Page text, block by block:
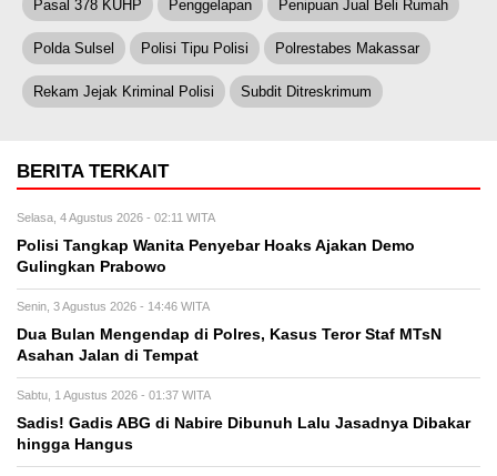
Pasal 378 KUHP Penggelapan Penipuan Jual Beli Rumah
Polda Sulsel Polisi Tipu Polisi Polrestabes Makassar
Rekam Jejak Kriminal Polisi Subdit Ditreskrimum
BERITA TERKAIT
Selasa, 4 Agustus 2026 - 02:11 WITA
Polisi Tangkap Wanita Penyebar Hoaks Ajakan Demo
Gulingkan Prabowo
Senin, 3 Agustus 2026 - 14:46 WITA
Dua Bulan Mengendap di Polres, Kasus Teror Staf MTsN
Asahan Jalan di Tempat
Sabtu, 1 Agustus 2026 - 01:37 WITA
Sadis! Gadis ABG di Nabire Dibunuh Lalu Jasadnya Dibakar
hingga Hangus